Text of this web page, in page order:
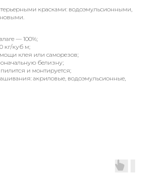
красками: водоэмульсионными,
— 100%;
кг/куб м;
клея или саморезов;
белизну;
и монтируется;
акриловые, водоэмульсионные,